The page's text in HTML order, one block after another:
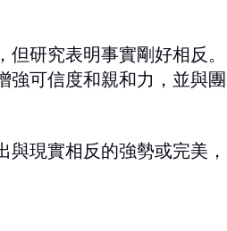
研究表明事實剛好相反。
強可信度和親和力，並與團
現實相反的強勢或完美，